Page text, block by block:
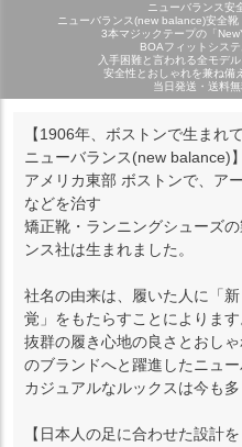
ニューバランス安
ニューバランス(new balance)安全靴
3本マジックテープの「
BOAフィットシス
入手困難と言われる全モデ
安全性とおしゃれを兼ね備
当日発送・送料
【1906年、ボストンで生まれ
ニューバランス(new balance)】
アメリカ東部 ボストンで、ア
などを治す
矯正靴・ランニングシューズ
ンス社は生まれました。
社名の由来は、履いた人に「
覚」をもたらすことによります
抜群の履き心地の良さとおし
のブランドへと躍進したニュー
カジュアルなルックスは今も
【日本人の足に合わせた設計